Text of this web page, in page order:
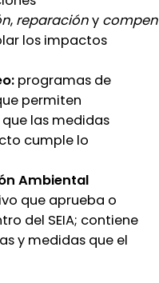
, reparacióny
los impactos
programas de
permiten
las medidas
cumple lo
Ambiental
que aprueba o
del SEIA; contiene
y medidas que el